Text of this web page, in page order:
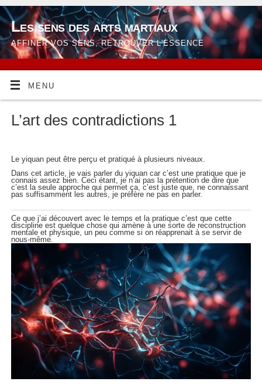
Les sens des arts martiaux
AFFINER VOS SENS, RETROUVER L'ESSENCE
MENU
L’art des contradictions 1
Le yiquan peut être perçu et pratiqué à plusieurs niveaux.
Dans cet article, je vais parler du yiquan car c’est une pratique que je
connais assez bien. Ceci étant, je n’ai pas la prétention de dire que
c’est la seule approche qui permet ça, c’est juste que, ne connaissant
pas suffisamment les autres, je préfère ne pas en parler.
Ce que j’ai découvert avec le temps et la pratique c’est que cette
discipline est quelque chose qui amène à une sorte de reconstruction
mentale et physique, un peu comme si on réapprenait à se servir de
nous-même.